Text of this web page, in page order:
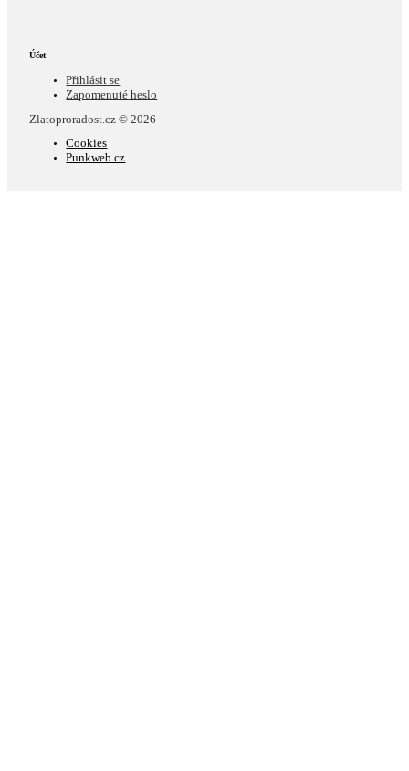
Účet
Přihlásit se
Zapomenuté heslo
Zlatoproradost.cz © 2026
Cookies
Punkweb.cz